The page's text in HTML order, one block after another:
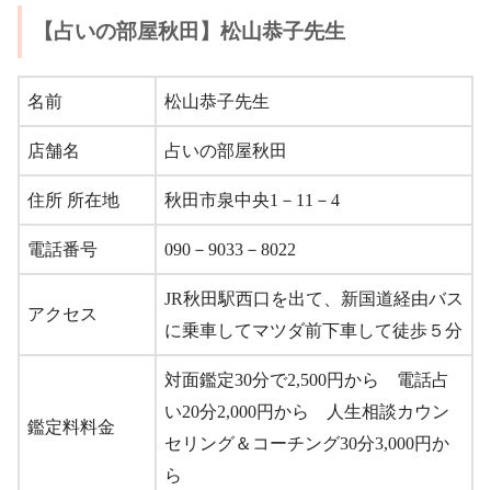
【占いの部屋秋田】松山恭子先生
名前 松山恭子先生
店舗名 占いの部屋秋田
住所 所在地 秋田市泉中央1－11－4
電話番号 090－9033－8022
アクセス
JR秋田駅西口を出て、新国道経由バス
に乗車してマツダ前下車して徒歩５分
鑑定料料金
対面鑑定30分で2,500円から 電話占
い20分2,000円から 人生相談カウン
セリング＆コーチング30分3,000円か
ら